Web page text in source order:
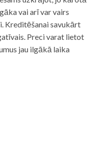
vai arī var vairs
Kreditēšanai savukārt
Preci varat lietot
jau ilgākā laika